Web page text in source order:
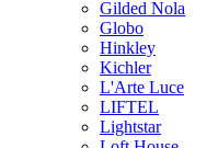
Gilded Nola
Globo
Hinkley
Kichler
L'Arte Luce
LIFTEL
Lightstar